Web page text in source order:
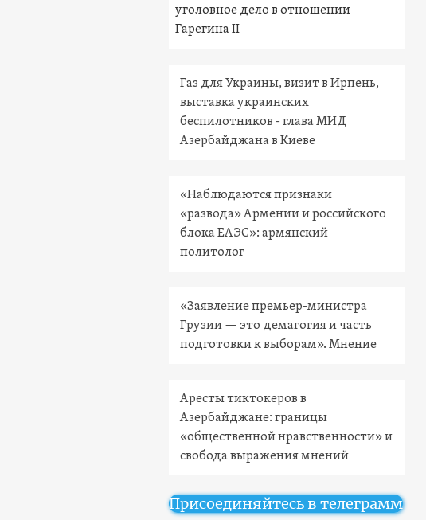
уголовное дело в отношении
Гарегина II
Газ для Украины, визит в Ирпень,
выставка украинских
беспилотников - глава МИД
Азербайджана в Киеве
«Наблюдаются признаки
«развода» Армении и российского
блока ЕАЭС»: армянский
политолог
«Заявление премьер-министра
Грузии — это демагогия и часть
подготовки к выборам». Мнение
Аресты тиктокеров в
Азербайджане: границы
«общественной нравственности» и
свобода выражения мнений
Присоединяйтесь в телеграмм